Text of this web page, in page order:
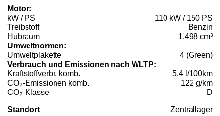
Motor:
kW / PS
110 kW / 150 PS
Treibstoff
Benzin
Hubraum
1.498 cm³
Umweltnormen:
Umweltplakette
4 (Green)
Verbrauch und Emissionen nach WLTP:
Kraftstoffverbr. komb.
5,4 l/100km
CO2-Emissionen komb.
122 g/km
CO2-Klasse D
Standort Zentrallager